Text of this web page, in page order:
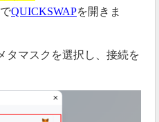
QUICKSWAPを開きま
タマスクを選択し、接続を